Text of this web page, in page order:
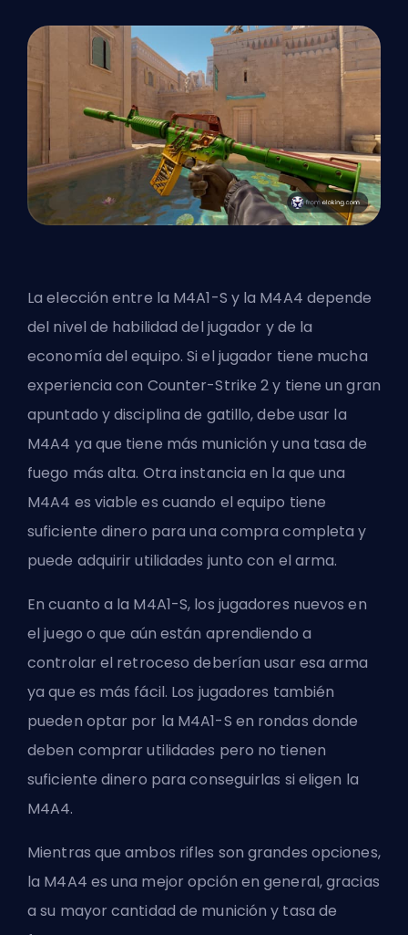
La elección entre la M4A1-S y la M4A4 depende
del nivel de habilidad del jugador y de la
economía del equipo. Si el jugador tiene mucha
experiencia con Counter-Strike 2y tiene un gran
apuntado y disciplina de gatillo, debe usar la
M4A4 ya que tiene más munición y una tasa de
fuego más alta. Otra instancia en la que una
M4A4 es viable es cuando el equipo tiene
suficiente dinero para una compra completa y
puede adquirir utilidades junto con el arma.
En cuanto a la M4A1-S, los jugadores nuevos en
el juego o que aún están aprendiendo a
controlar el retroceso deberían usar esa arma
ya que es más fácil. Los jugadores también
pueden optar por la M4A1-S en rondas donde
deben comprar utilidades pero no tienen
suficiente dinero para conseguirlas si eligen la
M4A4.
Mientras que ambos rifles son grandes opciones,
la M4A4 es una mejor opción en general, gracias
a su mayor cantidad de munición y tasa de